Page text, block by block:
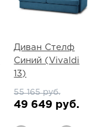
Диван Стелф
Синий (Vivaldi
13)
55 165 руб.
49 649 руб.